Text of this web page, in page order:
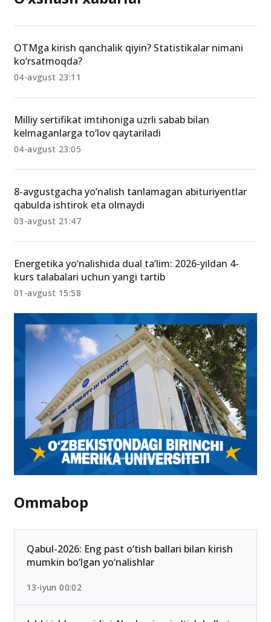
O‘xshash xabarlar
ko‘rsatmoqda?
04-avgust 23:11
kelmaganlarga to‘lov qaytariladi
04-avgust 23:05
qabulda ishtirok eta olmaydi
03-avgust 21:47
01-avgust 15:58
Ommabop
Qabul-2026: Eng past o‘tish ballari bilan kirish
mumkin bo‘lgan yo‘nalishlar